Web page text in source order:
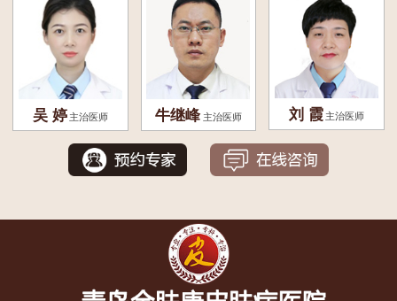
吴 婷 主治医师 牛继峰 主治医师 刘 霞 主治医师